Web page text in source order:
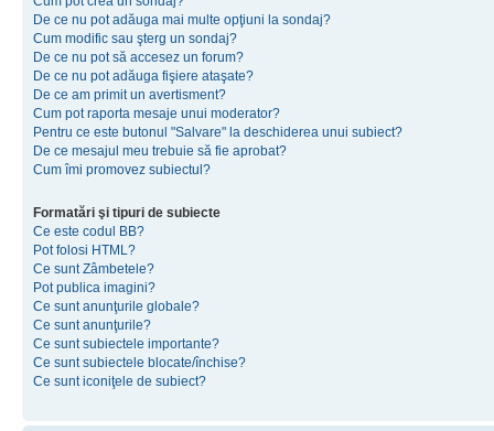
De ce nu pot adăuga mai multe opţiuni la sondaj?
Cum modific sau şterg un sondaj?
De ce nu pot să accesez un forum?
De ce nu pot adăuga fişiere ataşate?
De ce am primit un avertisment?
Cum pot raporta mesaje unui moderator?
Pentru ce este butonul "Salvare" la deschiderea unui subiect?
De ce mesajul meu trebuie să fie aprobat?
Cum îmi promovez subiectul?
Formatări şi tipuri de subiecte
Ce este codul BB?
Pot folosi HTML?
Ce sunt Zâmbetele?
Pot publica imagini?
Ce sunt anunţurile globale?
Ce sunt anunţurile?
Ce sunt subiectele importante?
Ce sunt subiectele blocate/închise?
Ce sunt iconiţele de subiect?